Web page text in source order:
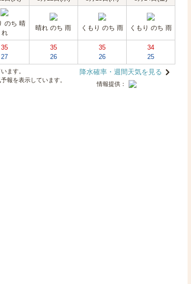
のち 晴
れ
晴れ のち 雨 くもり のち 雨 くもり のち 雨
35
27
35
26
35
26
34
25
ます。
報を表示しています。
降水確率・週間天気を見る
情報提供：